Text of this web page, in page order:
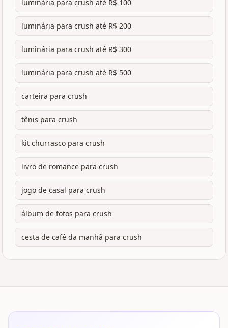
luminária para crush até R$ 100
luminária para crush até R$ 200
luminária para crush até R$ 300
luminária para crush até R$ 500
carteira para crush
tênis para crush
kit churrasco para crush
livro de romance para crush
jogo de casal para crush
álbum de fotos para crush
cesta de café da manhã para crush